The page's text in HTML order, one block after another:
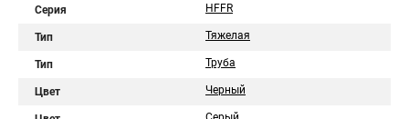
Серия HFFR
Тип Тяжелая
Тип Труба
Цвет Черный